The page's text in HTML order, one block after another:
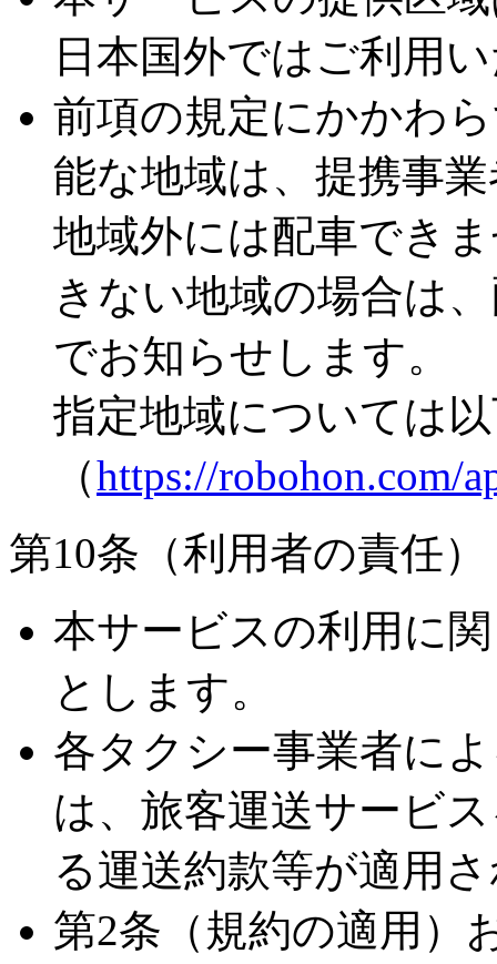
日本国外ではご利用
前項の規定にかかわ
能な地域は、提携事
地域外には配車でき
きない地域の場合は
でお知らせします。
指定地域については
（https://robohon.com/
第10条（利用者の責任）
本サービスの利用に
とします。
各タクシー事業者に
は、旅客運送サービ
る運送約款等が適用
第2条（規約の適用）